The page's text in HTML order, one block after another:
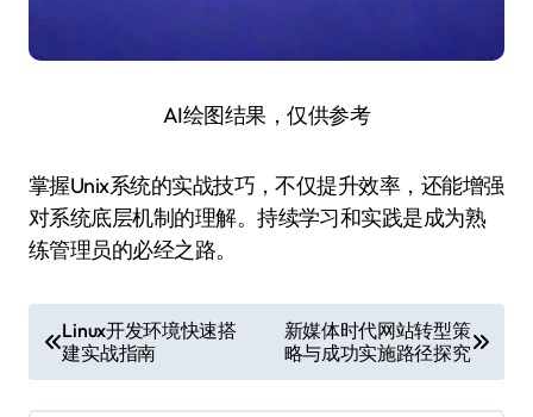
AI绘图结果，仅供参考
掌握Unix系统的实战技巧，不仅提升效率，还能增强
对系统底层机制的理解。持续学习和实践是成为熟
练管理员的必经之路。
章
导
Linux开发环境快速搭
建实战指南
新媒体时代网站转型策
略与成功实施路径探究